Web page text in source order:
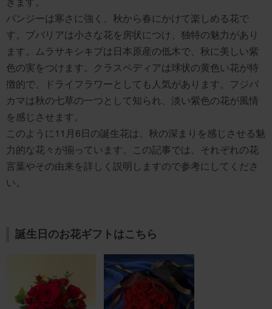
パンジーは寒さに強く、秋から春にかけて楽しめる花で
す。ブバリアは小さな花を房状につけ、独特の魅力があり
ます。ムラサキシキブは日本原産の低木で、秋に美しい紫
色の実をつけます。クラスペディアは球状の黄色い花が特
徴的で、ドライフラワーとしても人気があります。フジバ
カマは秋の七草の一つとして知られ、淡い紫色の花が風情
を感じさせます。
このように11月6日の誕生花は、秋の深まりを感じさせる魅
力的な花々が揃っています。この記事では、それぞれの花
言葉やその由来を詳しく説明しますので参考にしてくださ
い。
誕生日のお花ギフトはこちら